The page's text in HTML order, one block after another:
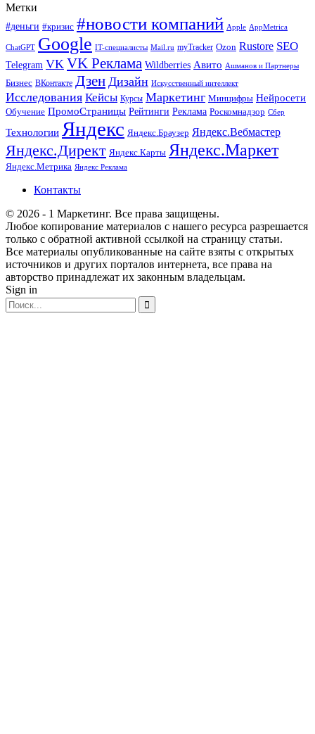
Метки
#деньги #кризис #новости компаний Apple AppMetrica
ChatGPT Google IT-специалисты Mail.ru myTracker Ozon Rustore SEO
Telegram VK VK Реклама Wildberries Авито Ашманов и Партнеры
Бизнес ВКонтакте Дзен Дизайн Искусственный интеллект
Исследования Кейсы Курсы Маркетинг Минцифры Нейросети
Обучение ПромоСтраницы Рейтинги Реклама Роскомнадзор Сбер
Технологии Яндекс Яндекс.Браузер Яндекс.Вебмастер
Яндекс.Директ Яндекс.Карты Яндекс.Маркет
Яндекс.Метрика Яндекс Реклама
Контакты
© 2026 - 1 Маркетинг. Все права защищены.
Любое копирование материалов с нашего ресурса разрешается
только с обратной активной ссылкой на страницу статьи.
Все материалы опубликованные на сайте взяты с открытых
источников и других порталов интернета, все права на
авторство принадлежат их законным владельцам.
Sign in